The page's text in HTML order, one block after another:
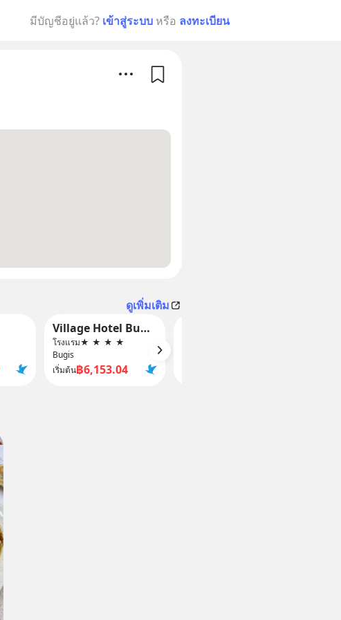
มีบัญชีอยู่แล้ว? เข้าสู่ระบบ หรือ ลงทะเบียน
ดูเพิ่มเติม
Village Hotel Bugis by Far East Hospitality
โรงแรม★ ★ ★ ★
Bugis
เริ่มต้น฿6,153.04